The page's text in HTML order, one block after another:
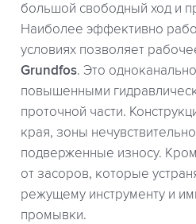
большой свободный ход и
Наиболее эффективно
условиях позволяет
Grundfos. Это
повышенными
проточной части.
края, зоны
подверженные износу.
от засоров, которые
режущему инструменту и
промывки.